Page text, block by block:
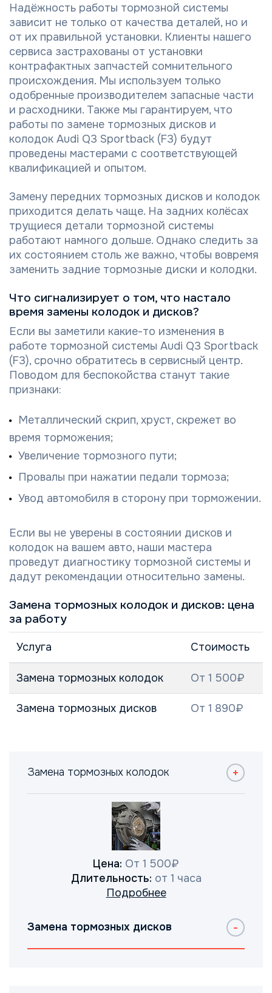
Надёжность работы тормозной системы
зависит не только от качества деталей, но и
от их правильной установки. Клиенты нашего
сервиса застрахованы от установки
контрафактных запчастей сомнительного
происхождения. Мы используем только
одобренные производителем запасные части
и расходники. Также мы гарантируем, что
работы по замене тормозных дисков и
колодок Audi Q3 Sportback (F3) будут
проведены мастерами с соответствующей
квалификацией и опытом.
Замену передних тормозных дисков и колодок
приходится делать чаще. На задних колёсах
трущиеся детали тормозной системы
работают намного дольше. Однако следить за
их состоянием столь же важно, чтобы вовремя
заменить задние тормозные диски и колодки.
Что сигнализирует о том, что настало
время замены колодок и дисков?
Если вы заметили какие-то изменения в
работе тормозной системы Audi Q3 Sportback
(F3), срочно обратитесь в сервисный центр.
Поводом для беспокойства станут такие
признаки:
Металлический скрип, хруст, скрежет во
время торможения;
Увеличение тормозного пути;
Провалы при нажатии педали тормоза;
Увод автомобиля в сторону при торможении.
Если вы не уверены в состоянии дисков и
колодок на вашем авто, наши мастера
проведут диагностику тормозной системы и
дадут рекомендации относительно замены.
Замена тормозных колодок и дисков: цена
за работу
Услуга Стоимость
Замена тормозных колодок От 1 500₽
Замена тормозных дисков От 1 890₽
Замена тормозных колодок
Цена: От 1 500₽
Длительность: от 1 часа
Подробнее
Замена тормозных дисков